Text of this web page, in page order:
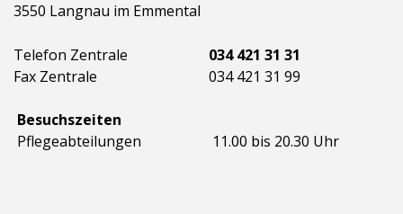
3550 Langnau im Emmental
Telefon Zentrale
034 421 31 31
Fax Zentrale
034 421 31 99
Besuchszeiten
Pflegeabteilungen
11.00 bis 20.30 Uhr